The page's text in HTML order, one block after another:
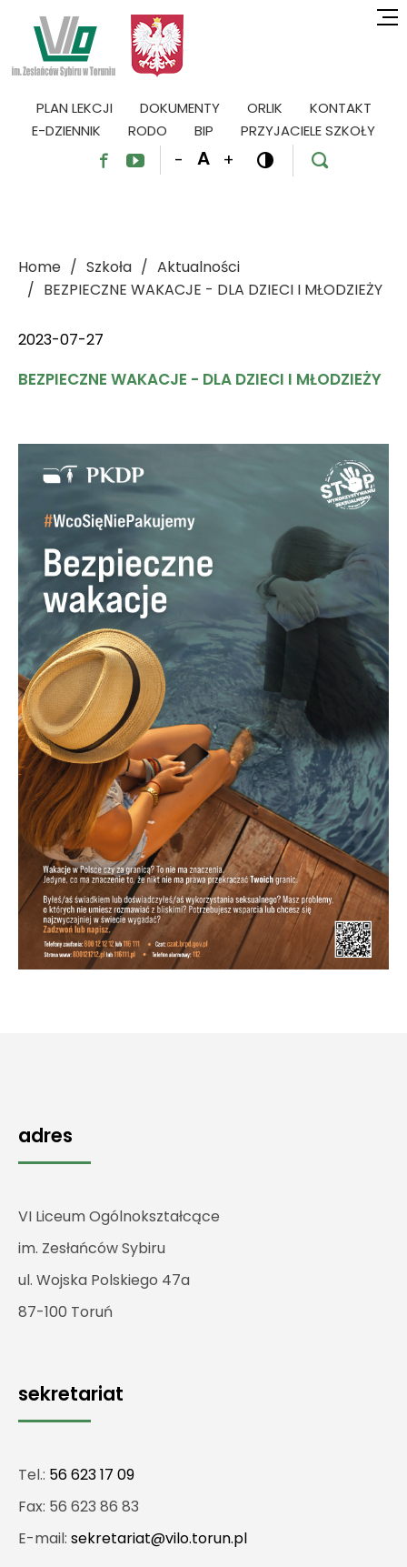
PLAN LEKCJI DOKUMENTY ORLIK
KONTAKT
E-DZIENNIK
RODO BIP PRZYJACIELE SZKOŁY
  - A +  
Home Szkoła
Aktualności
BEZPIECZNE WAKACJE - DLA DZIECI I MŁODZIEŻY
2023-07-27
BEZPIECZNE WAKACJE - DLA DZIECI I MŁODZIEŻY
adres
VI Liceum Ogólnokształcące
im. Zesłańców Sybiru
ul. Wojska Polskiego 47a
87-100 Toruń
sekretariat
Tel.: 56 623 17 09
Fax: 56 623 86 83
E-mail: sekretariat@vilo.torun.pl